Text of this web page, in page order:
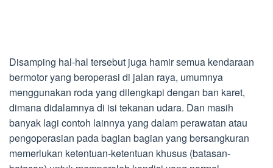
Disamping hal-hal tersebut juga hamir semua kendaraan
bermotor yang beroperasi di jalan raya, umumnya
menggunakan roda yang dilengkapi dengan ban karet,
dimana didalamnya di isi tekanan udara. Dan masih
banyak lagi contoh lainnya yang dalam perawatan atau
pengoperasian pada bagian bagian yang bersangkuran
memerlukan ketentuan-ketentuan khusus (batasan-